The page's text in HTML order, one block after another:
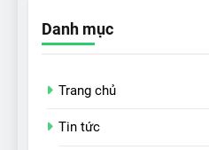
Danh mục
Trang chủ
Tin tức